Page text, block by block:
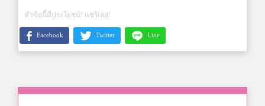
หัวข้อนี้มีประโยชน์! แชร์เลย!
Facebook Twitter Line